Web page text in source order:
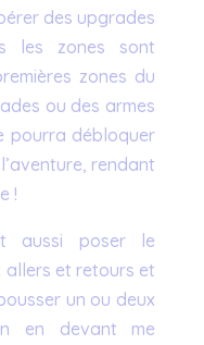
des upgrades
les zones sont
zones du
ou des armes
pourra débloquer
rendant
!
aussi poser le
allers et retours et
un ou deux
en devant me